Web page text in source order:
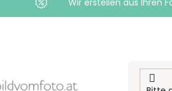
Wir erstellen aus Ihren